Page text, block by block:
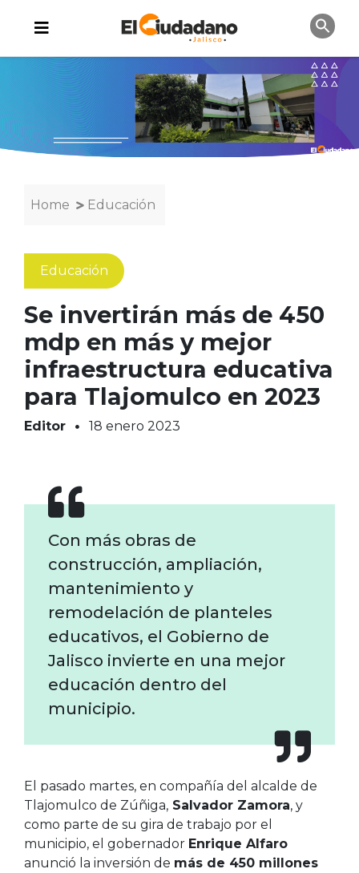
Home Educación
Educación
Se invertirán más de 450
mdp en más y mejor
infraestructura educativa
para Tlajomulco en 2023
Editor 18 enero 2023
Con más obras de
construcción, ampliación,
mantenimiento y
remodelación de planteles
educativos, el Gobierno de
Jalisco invierte en una mejor
educación dentro del
municipio.
El pasado martes, en compañía del alcalde de
Tlajomulco de Zúñiga, Salvador Zamora, y
como parte de su gira de trabajo por el
municipio, el gobernador Enrique Alfaro
anunció la inversión de más de 450 millones